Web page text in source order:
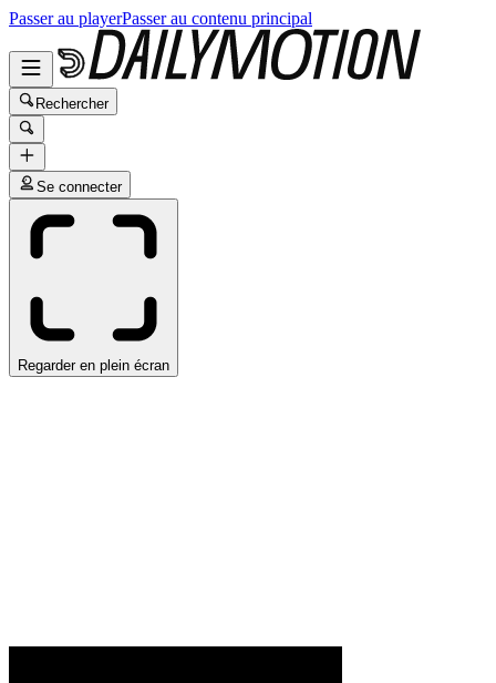
Passer au playerPasser au contenu principal
Rechercher
Se connecter
Regarder en plein écran